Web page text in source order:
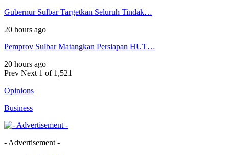
Gubernur Sulbar Targetkan Seluruh Tindak…
20 hours ago
Pemprov Sulbar Matangkan Persiapan HUT…
20 hours ago
Prev Next 1 of 1,521
Opinions
Business
- Advertisement -